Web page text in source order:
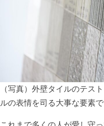
（写真）外壁タイルのテス
ルの表情を司る大事な要素で